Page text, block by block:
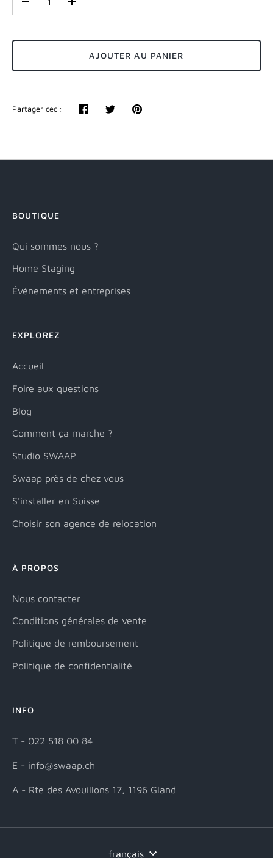
+
AJOUTER AU PANIER
Partager ceci:
PartagerTweeterÉpingler
BOUTIQUE
Qui sommes nous ?
Home Staging
Événements et entreprises
EXPLOREZ
Accueil
Foire aux questions
Blog
Comment ça marche ?
Studio SWAAP
Swaap près de chez vous
S'installer en Suisse
Choisir son agence de relocation
À PROPOS
Nous contacter
Conditions générales de vente
Politique de remboursement
Politique de confidentialité
INFO
T - 022 518 00 84
E - info@swaap.ch
A - Rte des Avouillons 17, 1196 Gland
français